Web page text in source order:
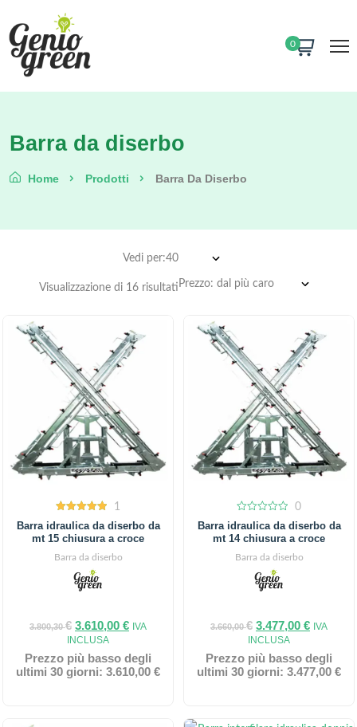
0
Barra da diserbo
Home Prodotti Barra Da Diserbo
Vedi per:
Visualizzazione di 16 risultati
5.00
out of 5
1
Barra idraulica da diserbo da
mt 15 chiusura a croce
Barra da diserbo
3.800,30€ 3.610,00 € IVA
INCLUSA
Prezzo più basso degli
ultimi 30 giorni: 3.610,00 €
out
of
0
Barra idraulica da diserbo da
mt 14 chiusura a croce
Barra da diserbo
3.660,00€ 3.477,00 € IVA
INCLUSA
Prezzo più basso degli
ultimi 30 giorni: 3.477,00 €